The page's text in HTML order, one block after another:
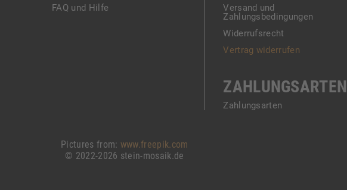
FAQ und Hilfe
Versand und
Zahlungsbedingungen
Widerrufsrecht
Vertrag widerrufen
ZAHLUNGSARTEN
Zahlungsarten
Pictures from: www.freepik.com
© 2022-2026 stein-mosaik.de